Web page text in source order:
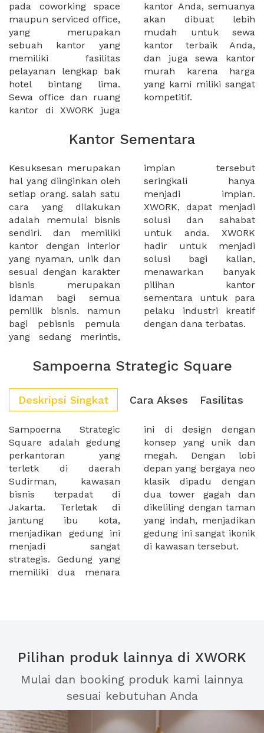
pada coworking space
maupun serviced office,
yang merupakan
sebuah kantor yang
memiliki fasilitas
pelayanan lengkap bak
hotel bintang lima.
Sewa office dan ruang
kantor di XWORK juga
kantor Anda, semuanya
akan dibuat lebih
mudah untuk sewa
kantor terbaik Anda,
dan juga sewa kantor
murah karena harga
yang kami miliki sangat
kompetitif.
Kantor Sementara
Kesuksesan merupakan
hal yang diinginkan oleh
setiap orang. salah satu
cara yang dilakukan
adalah memulai bisnis
sendiri. dan memiliki
kantor dengan interior
yang nyaman, unik dan
sesuai dengan karakter
bisnis merupakan
idaman bagi semua
pemilik bisnis. namun
bagi pebisnis pemula
yang sedang merintis,
impian tersebut
seringkali hanya
menjadi impian.
XWORK, dapat menjadi
solusi dan sahabat
untuk anda. XWORK
hadir untuk menjadi
solusi bagi kalian,
menawarkan banyak
pilihan kantor
sementara untuk para
pelaku industri kreatif
dengan dana terbatas.
Sampoerna Strategic Square
Deskripsi Singkat Cara Akses Fasilitas
Sampoerna Strategic
Square adalah gedung
perkantoran yang
terletk di daerah
Sudirman, kawasan
bisnis terpadat di
Jakarta. Terletak di
jantung ibu kota,
menjadikan gedung ini
menjadi sangat
strategis. Gedung yang
memiliki dua menara
ini di design dengan
konsep yang unik dan
megah. Dengan lobi
depan yang bergaya neo
klasik dipadu dengan
dua tower gagah dan
dikeliling dengan taman
yang indah, menjadikan
gedung ini sangat ikonik
di kawasan tersebut.
Pilihan produk lainnya di XWORK
Mulai dan booking produk kami lainnya
sesuai kebutuhan Anda